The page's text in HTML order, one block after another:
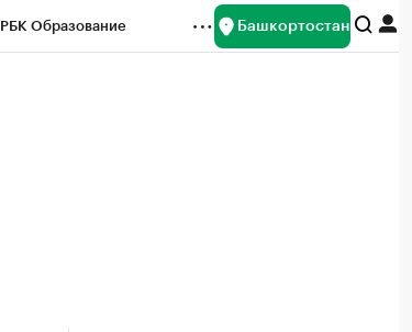
РБК Образование Башкортостан